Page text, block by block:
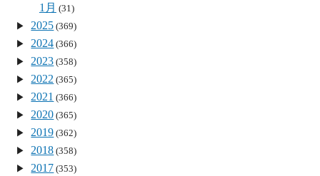
1月 (31)
2025 (369)
2024 (366)
2023 (358)
2022 (365)
2021 (366)
2020 (365)
2019 (362)
2018 (358)
2017 (353)